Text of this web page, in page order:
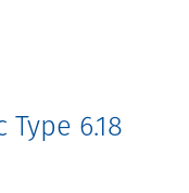
Type 6.18